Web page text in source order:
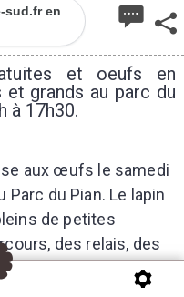
sud.fr en
et oeufs en
grands au parc du
à 17h30.
aux œufs le samedi
Parc du Pian. Le lapin
de petites
des relais, des
profiter d’un stand
avec quelques